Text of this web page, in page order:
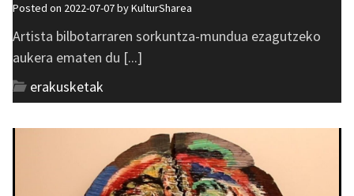
Posted on 2022-07-07 byKulturSharea
Artista bilbotarraren sorkuntza-mundua ezagutzeko
aukera ematen du [...]
erakusketak